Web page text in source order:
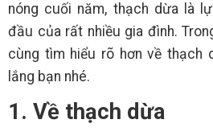
nóng cuối năm, thạch dừa là
đầu của rất nhiều gia đình.
cùng tìm hiểu rõ hơn về thạch
lắng bạn nhé.
1. Về thạch dừa